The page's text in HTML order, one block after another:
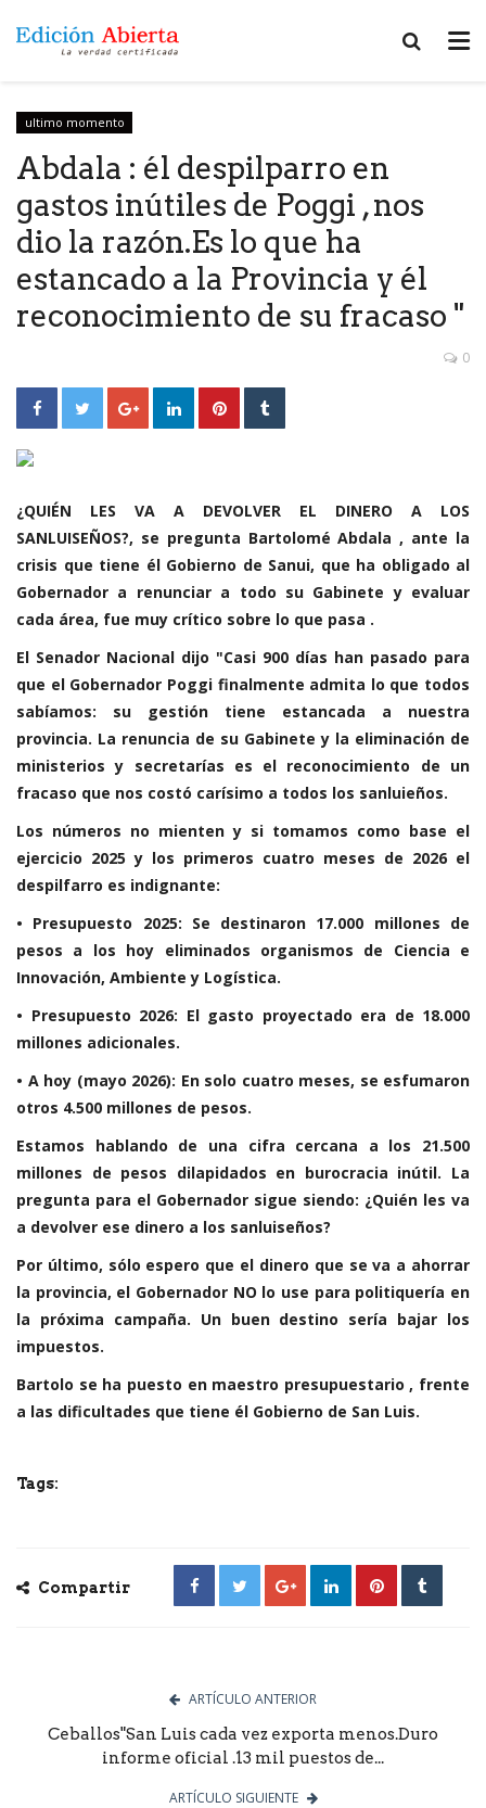
ultimo momento
Abdala : él despilparro en
gastos inútiles de Poggi , nos
dio la razón.Es lo que ha
estancado a la Provincia y él
reconocimiento de su fracaso "
0
¿QUIÉN LES VA A DEVOLVER EL DINERO A LOS
SANLUISEÑOS?, se pregunta Bartolomé Abdala , ante la
crisis que tiene él Gobierno de Sanui, que ha obligado al
Gobernador a renunciar a todo su Gabinete y evaluar
cada área, fue muy crítico sobre lo que pasa .
El Senador Nacional dijo "Casi 900 días han pasado para
que el Gobernador Poggi finalmente admita lo que todos
sabíamos: su gestión tiene estancada a nuestra
provincia. La renuncia de su Gabinete y la eliminación de
ministerios y secretarías es el reconocimiento de un
fracaso que nos costó carísimo a todos los sanluieños.
Los números no mienten y si tomamos como base el
ejercicio 2025 y los primeros cuatro meses de 2026 el
despilfarro es indignante:
• Presupuesto 2025: Se destinaron 17.000 millones de
pesos a los hoy eliminados organismos de Ciencia e
Innovación, Ambiente y Logística.
• Presupuesto 2026: El gasto proyectado era de 18.000
millones adicionales.
• A hoy (mayo 2026): En solo cuatro meses, se esfumaron
otros 4.500 millones de pesos.
Estamos hablando de una cifra cercana a los 21.500
millones de pesos dilapidados en burocracia inútil. La
pregunta para el Gobernador sigue siendo: ¿Quién les va
a devolver ese dinero a los sanluiseños?
Por último, sólo espero que el dinero que se va a ahorrar
la provincia, el Gobernador NO lo use para politiquería en
la próxima campaña. Un buen destino sería bajar los
impuestos.
Bartolo se ha puesto en maestro presupuestario , frente
a las dificultades que tiene él Gobierno de San Luis.
Tags:
Compartir
ARTÍCULO ANTERIOR
Ceballos"San Luis cada vez exporta menos.Duro
informe oficial .13 mil puestos de...
ARTÍCULO SIGUIENTE